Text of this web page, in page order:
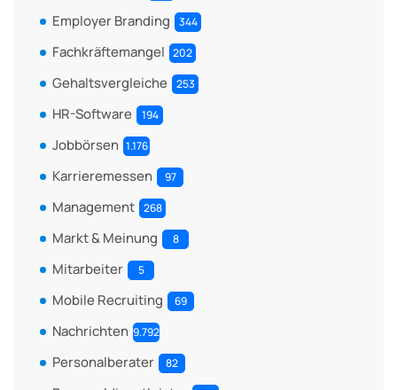
Employer Branding 344
Fachkräftemangel 202
Gehaltsvergleiche 253
HR-Software 194
Jobbörsen 1.176
Karrieremessen 97
Management 268
Markt & Meinung 8
Mitarbeiter 5
Mobile Recruiting 69
Nachrichten 9.792
Personalberater 82